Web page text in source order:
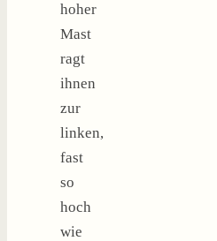
hoher
Mast
ragt
ihnen
zur
linken,
fast
so
hoch
wie